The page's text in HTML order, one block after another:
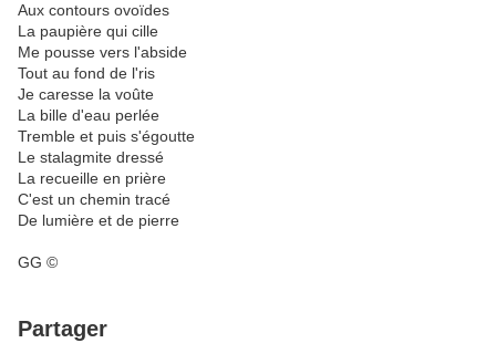
Aux contours ovoïdes
La paupière qui cille
Me pousse vers l'abside
Tout au fond de l'ris
Je caresse la voûte
La bille d'eau perlée
Tremble et puis s'égoutte
Le stalagmite dressé
La recueille en prière
C'est un chemin tracé
De lumière et de pierre
GG ©
Partager